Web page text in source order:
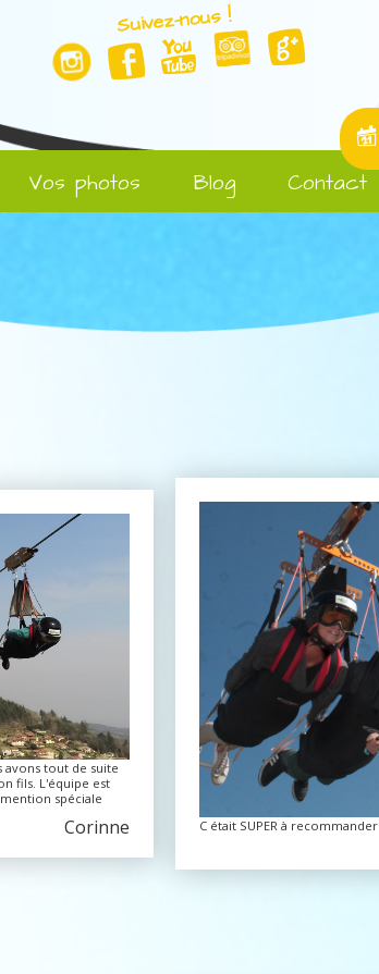
Suivez-nous !
Vos photos Blog Contact
avons tout de suite
fils. L'équipe est
spéciale
Corinne C était SUPER à recommander